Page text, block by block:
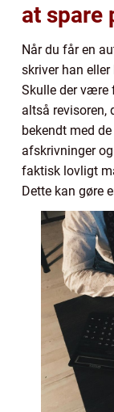
at spare
Når du får en
skriver han
Skulle der være
altså revisoren,
bekendt med
afskrivninger
faktisk lovligt
Dette kan gøre